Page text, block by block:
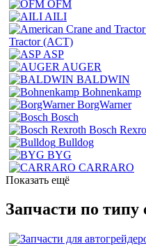
OFM
AILI
Tractor (ACT)
ASP
AUGER
BALDWIN
Bohnenkamp
BorgWarner
Bosch
Bosch
Bulldog
BYG
CARRARO
Показать ещё
Запчасти по типу